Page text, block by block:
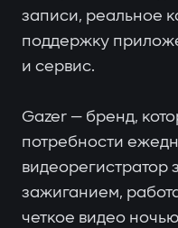
записи, реальное
поддержку
и сервис.
Gazer — бренд,
потребности
видеорегистратор
зажиганием,
четкое видео